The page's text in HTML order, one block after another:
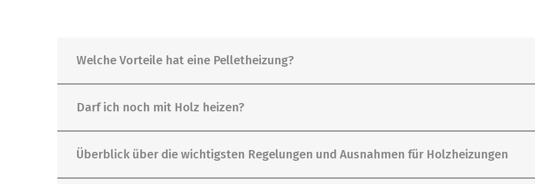
Welche Vorteile hat eine Pelletheizung?
bestehen aus Holzabfällen und sind ein nachwachsender Rohstoff. Klimaneutral
allerdings nur, wenn die Rohstoffe aus nachhaltig bewirtschafteten Beständen
Darf ich noch mit Holz heizen?
Überblick über die wichtigsten Regelungen und Ausnahmen für Holzheizungen